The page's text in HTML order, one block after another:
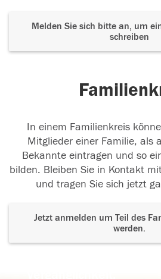
Melden Sie sich bitte an, um
schreiben
In einem Familienkreis
Mitglieder einer Familie, als
Bekannte eintragen und so
bilden. Bleiben Sie in Kontakt
und tragen Sie sich jetzt
Jetzt anmelden um Teil des
werden.